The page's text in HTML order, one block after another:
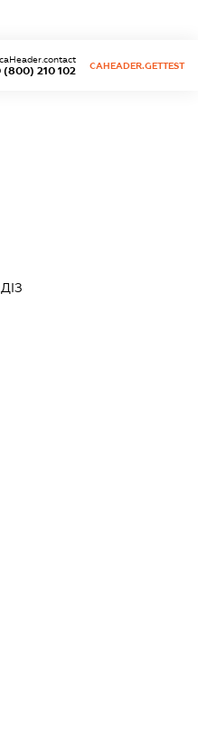
(800) 210 102
caHeader.contact
CAHEADER.GETTEST